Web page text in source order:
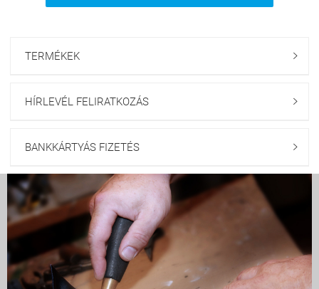
TERMÉKEK 
HÍRLEVÉL FELIRATKOZÁS 
BANKKÁRTYÁS FIZETÉS 